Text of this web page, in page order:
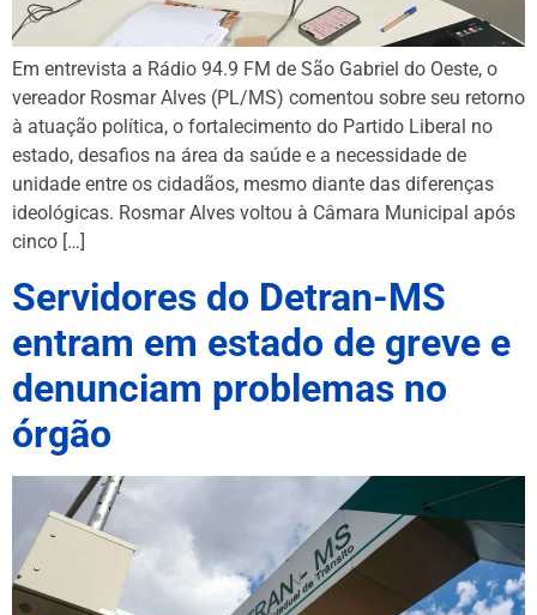
Em entrevista a Rádio 94.9 FM de São Gabriel do Oeste, o
vereador Rosmar Alves (PL/MS) comentou sobre seu retorno
à atuação política, o fortalecimento do Partido Liberal no
estado, desafios na área da saúde e a necessidade de
unidade entre os cidadãos, mesmo diante das diferenças
ideológicas. Rosmar Alves voltou à Câmara Municipal após
cinco […]
Servidores do Detran-MS
entram em estado de greve e
denunciam problemas no
órgão